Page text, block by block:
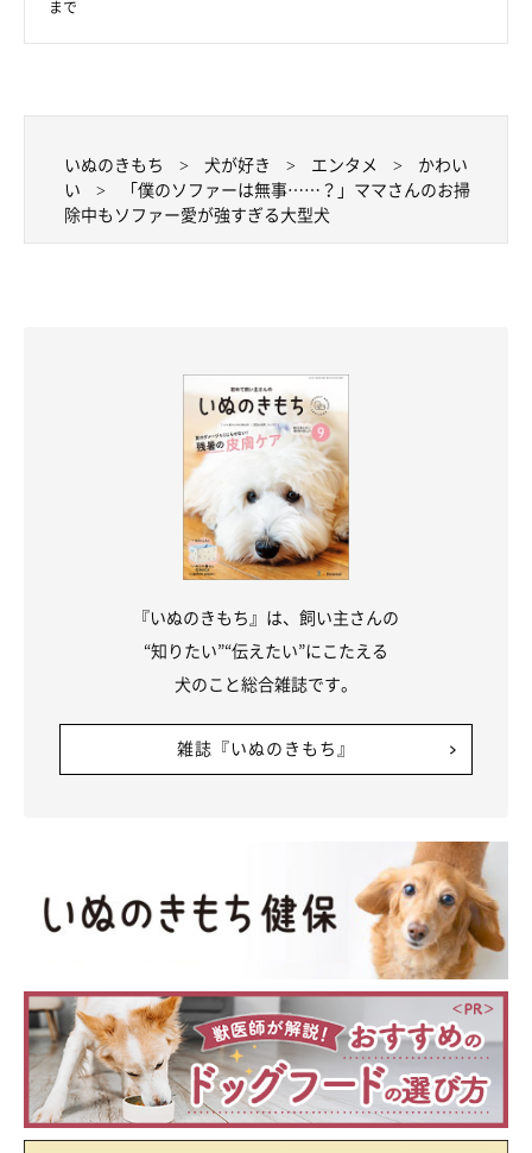
まで
いぬのきもち 犬が好き エンタメ
かわい
い
「僕のソファーは無事……？」ママさんのお掃
除中もソファー愛が強すぎる大型犬
『いぬのきもち』は、飼い主さんの
“知りたい”“伝えたい”にこたえる
犬のこと総合雑誌です。
雑誌『いぬのきもち』